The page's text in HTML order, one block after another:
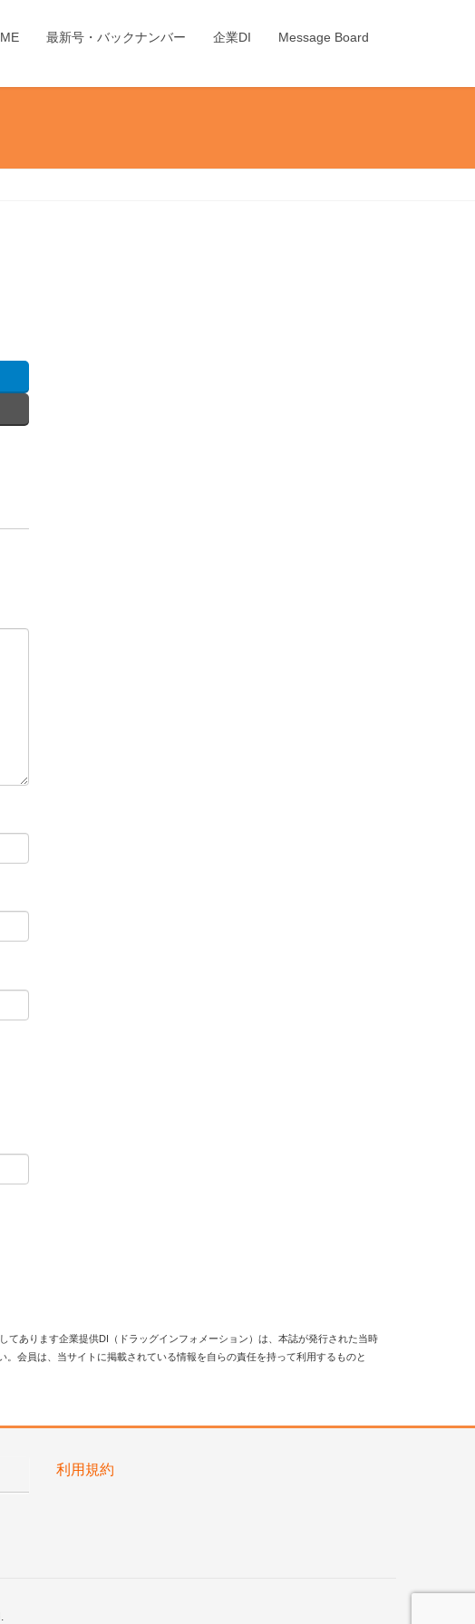
最新号・バックナンバー 企業DI Message Board
あります企業提供DI（ドラッグインフォメーション）は、本誌が発行された当時
会員は、当サイトに掲載されている情報を自らの責任を持って利用するものと
利用規約